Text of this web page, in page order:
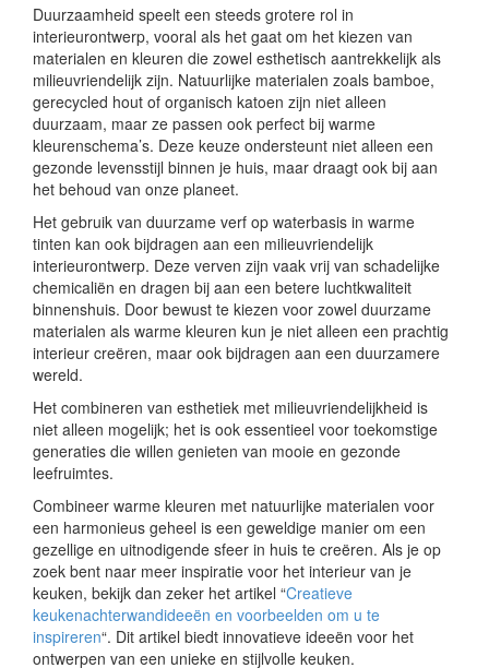
Duurzaamheid speelt een steeds grotere rol in
interieurontwerp, vooral als het gaat om het kiezen van
materialen en kleuren die zowel esthetisch aantrekkelijk als
milieuvriendelijk zijn. Natuurlijke materialen zoals bamboe,
gerecycled hout of organisch katoen zijn niet alleen
duurzaam, maar ze passen ook perfect bij warme
kleurenschema’s. Deze keuze ondersteunt niet alleen een
gezonde levensstijl binnen je huis, maar draagt ook bij aan
het behoud van onze planeet.
Het gebruik van duurzame verf op waterbasis in warme
tinten kan ook bijdragen aan een milieuvriendelijk
interieurontwerp. Deze verven zijn vaak vrij van schadelijke
chemicaliën en dragen bij aan een betere luchtkwaliteit
binnenshuis. Door bewust te kiezen voor zowel duurzame
materialen als warme kleuren kun je niet alleen een prachtig
interieur creëren, maar ook bijdragen aan een duurzamere
wereld.
Het combineren van esthetiek met milieuvriendelijkheid is
niet alleen mogelijk; het is ook essentieel voor toekomstige
generaties die willen genieten van mooie en gezonde
leefruimtes.
Combineer warme kleuren met natuurlijke materialen voor
een harmonieus geheel is een geweldige manier om een ​​
gezellige en uitnodigende sfeer in huis te creëren. Als je op
zoek bent naar meer inspiratie voor het interieur van je
keuken, bekijk dan zeker het artikel “Creatieve
keukenachterwandideeën en voorbeelden om u te
inspireren“. Dit artikel biedt innovatieve ideeën voor het
ontwerpen van een unieke en stijlvolle keuken.